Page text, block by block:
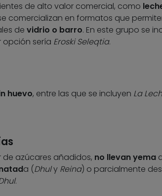
de alto valor comercial, como
comercializan en formatos que
de vidrio o barro. En este grupo se
opción sería Eroski Seleqtia.
huevo, entre las que se incluyen La
de azúcares añadidos, no llevan yema
a (Dhuly Reina) o parcialmente
.